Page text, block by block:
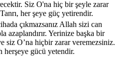
Siz O'na hiç bir şeyle zarar
her şeye güç yetirendir.
çıkmazsanız Allah sizi can
azaplandırır. Yerinize başka bir
siz O’na hiçbir zarar veremezsiniz.
herşeye gücü yetendir.